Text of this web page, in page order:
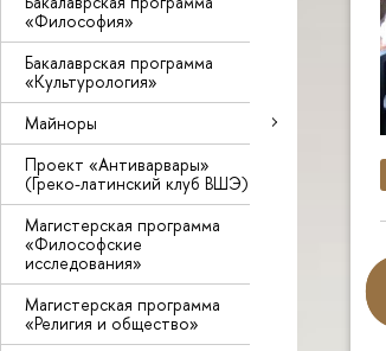
«Философия»
Бакалаврская программа
«Культурология»
Майноры
Проект «Антиварвары»
(Греко-латинский клуб ВШЭ)
Магистерская программа
«Философские
исследования»
Магистерская программа
«Религия и общество»